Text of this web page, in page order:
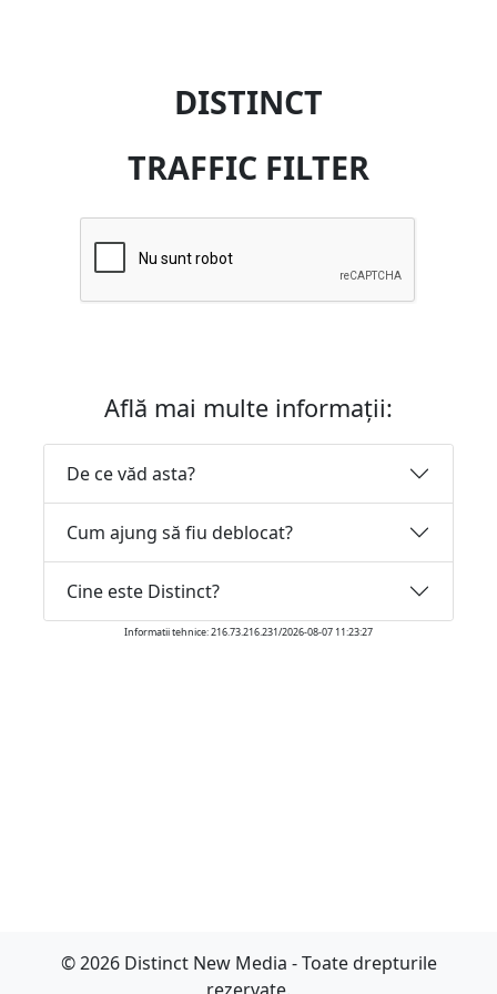
DISTINCT
TRAFFIC FILTER
Află mai multe informații:
De ce văd asta?
Cum ajung să fiu deblocat?
Cine este Distinct?
Informatii tehnice: 216.73.216.231/2026-08-07 11:23:27
© 2026 Distinct New Media - Toate drepturile